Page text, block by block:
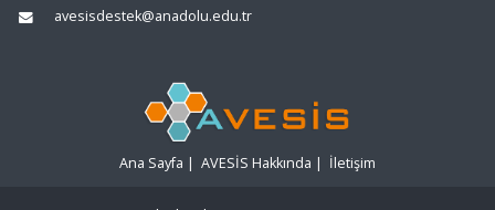
avesisdestek@anadolu.edu.tr
Ana Sayfa | AVESİS Hakkında | İletişim